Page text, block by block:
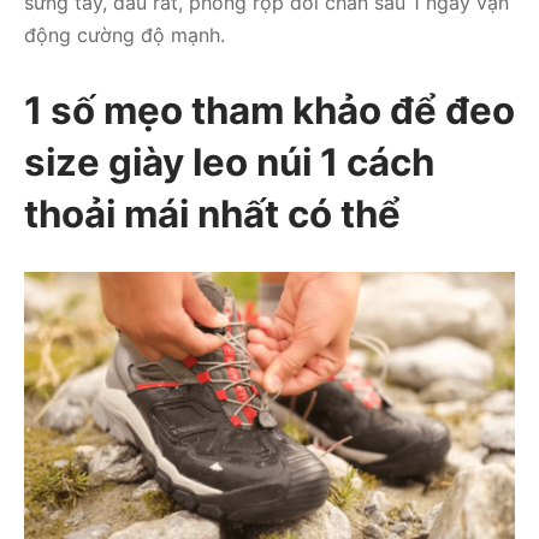
động cường độ mạnh.
1 số mẹo tham khảo để đeo
size giày leo núi 1 cách
thoải mái nhất có thể